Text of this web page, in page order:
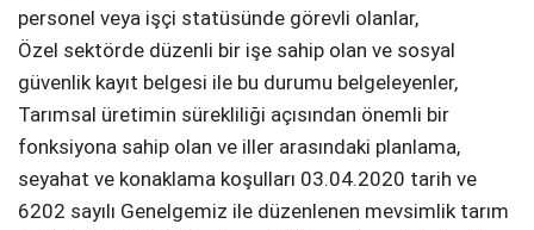
personel veya işçi statüsünde görevli olanlar,
Özel sektörde düzenli bir işe sahip olan ve sosyal
güvenlik kayıt belgesi ile bu durumu belgeleyenler,
Tarımsal üretimin sürekliliği açısından önemli bir
fonksiyona sahip olan ve iller arasındaki planlama,
seyahat ve konaklama koşulları 03.04.2020 tarih ve
6202 sayılı Genelgemiz ile düzenlenen mevsimlik tarım